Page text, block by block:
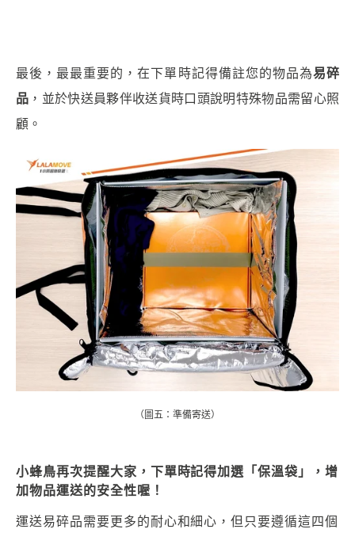
最後，最最重要的，在下單時記得備註您的物品為易碎
品 ，並於快送員夥伴收送貨時口頭說明特殊物品需留心照
顧。
（圖五：準備寄送）
小蜂鳥再次提醒大家，下單時記得加選「保溫袋」，增
加物品運送的安全性喔！
運送易碎品需要更多的耐心和細心，但只要遵循這四個